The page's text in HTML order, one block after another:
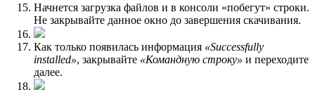
Начнется загрузка файлов и в консоли «побегут» строки.
Не закрывайте данное окно до завершения скачивания.
Как только появилась информация «Successfully
installed», закрывайте «Командную строку» и переходите
далее.